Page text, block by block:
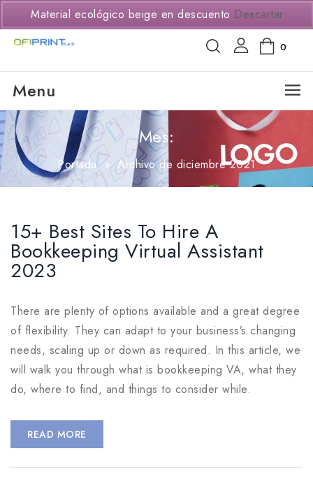
(+57) 3114294650
0
Menu
Mes:
Portada » Archivo de diciembre 2021
15+ Best Sites To Hire A
Bookkeeping Virtual Assistant
2023
There are plenty of options available and a great degree
of flexibility. They can adapt to your business’s changing
needs, scaling up or down as required. In this article, we
will walk you through what is bookkeeping VA, what they
do, where to find, and things to consider while.
READ MORE
Material ecológico beige en descuento Descartar